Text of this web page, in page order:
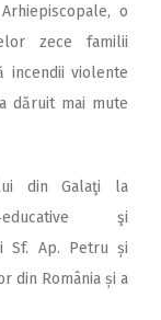
o
zece familii
incendii violente
dăruit mai mute
din Galaţi la
şi
Sf. Ap. Petru și
din România și a